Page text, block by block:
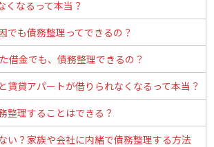
くなるって本当？
でも債務整理ってできるの？
借金でも、債務整理できるの？
賃貸アパートが借りられなくなるって本当？
整理することはできる？
い？家族や会社に内緒で債務整理する方法